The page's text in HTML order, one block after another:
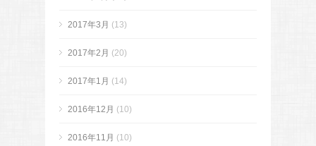
2017年3月 (13)
2017年2月 (20)
2017年1月 (14)
2016年12月 (10)
2016年11月 (10)